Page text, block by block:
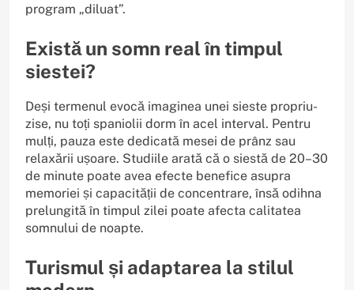
program „diluat”.
Există un somn real în timpul
siestei?
Deși termenul evocă imaginea unei sieste propriu-
zise, nu toți spaniolii dorm în acel interval. Pentru
mulți, pauza este dedicată mesei de prânz sau
relaxării ușoare. Studiile arată că o siestă de 20–30
de minute poate avea efecte benefice asupra
memoriei și capacității de concentrare, însă odihna
prelungită în timpul zilei poate afecta calitatea
somnului de noapte.
Turismul și adaptarea la stilul